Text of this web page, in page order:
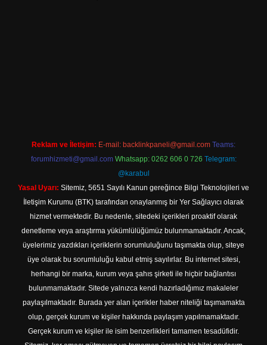
Reklam ve İletişim: E-mail: backlinkpaneli@gmail.com Teams:
forumhizmeti@gmail.com Whatsapp: 0262 606 0 726 Telegram:
@karabul
Yasal Uyarı: Sitemiz, 5651 Sayılı Kanun gereğince Bilgi Teknolojileri ve
İletişim Kurumu (BTK) tarafından onaylanmış bir Yer Sağlayıcı olarak
hizmet vermektedir. Bu nedenle, sitedeki içerikleri proaktif olarak
denetleme veya araştırma yükümlülüğümüz bulunmamaktadır. Ancak,
üyelerimiz yazdıkları içeriklerin sorumluluğunu taşımakta olup, siteye
üye olarak bu sorumluluğu kabul etmiş sayılırlar. Bu internet sitesi,
herhangi bir marka, kurum veya şahıs şirketi ile hiçbir bağlantısı
bulunmamaktadır. Sitede yalnızca kendi hazırladığımız makaleler
paylaşılmaktadır. Burada yer alan içerikler haber niteliği taşımamakta
olup, gerçek kurum ve kişiler hakkında paylaşım yapılmamaktadır.
Gerçek kurum ve kişiler ile isim benzerlikleri tamamen tesadüfidir.